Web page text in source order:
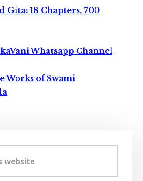
Gita: 18 Chapters, 700
Whatsapp Channel
Works of Swami